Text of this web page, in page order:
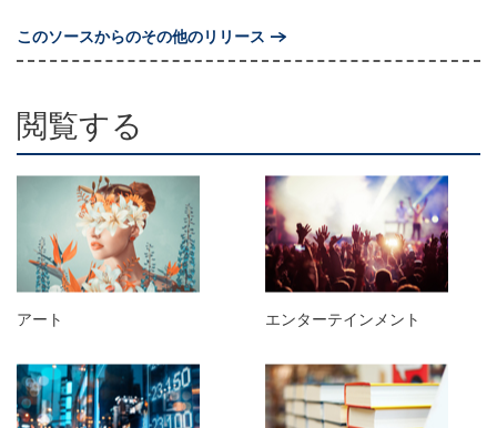
このソースからのその他のリリース
閲覧する
アート エンターテインメント